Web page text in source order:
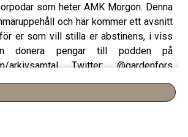
som heter AMK Morgon. Denna
och här kommer ett avsnitt
er som vill stilla er abstinens, i viss
donera pengar till podden på
arkivsamtal Twitter: @gardenfors
@gardenfors Snapchat:
Arkiv Samtal - eftersnackgruppen